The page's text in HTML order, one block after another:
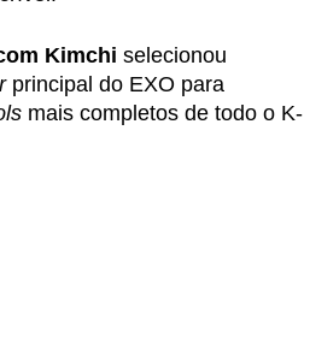
Kimchi selecionou
principal do EXO para
mais completos de todo o K-